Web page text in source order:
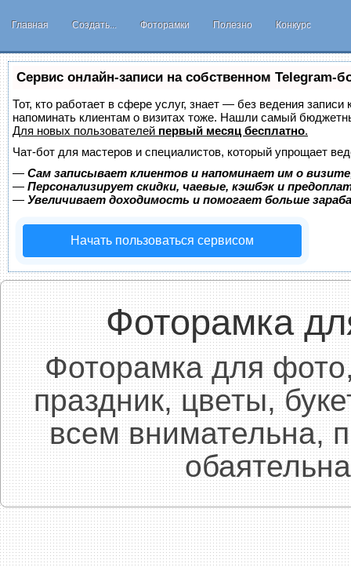
Главная Создать... Фоторамки Полезно Конкурс
Сервис онлайн-записи на собственном Telegram-
Тот, кто работает в сфере услуг, знает — без ведения
напоминать клиентам о визитах тоже. Нашли самый
Для новых пользователей первый месяц бесплатно.
Чат-бот для мастеров и специалистов, который упрощает
— Сам записывает клиентов и напоминает им о
— Персонализирует скидки, чаевые, кэшбэк и
— Увеличивает доходимость и помогает больше
Начать пользоваться сервисом
Фоторамка
Фоторамка для
праздник, цветы,
всем внимательна,